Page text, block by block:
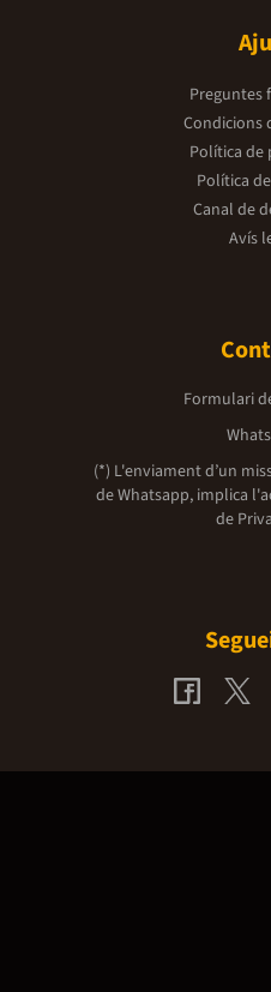
Preguntes
Condicions
Política de
Política
Canal de
Avís
Formulari
(*) L'enviament d’un
de Whatsapp, implica
de